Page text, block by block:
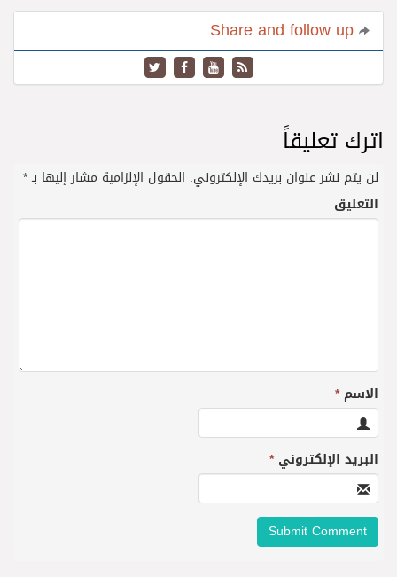
اترك تعليقاً
لن يتم نشر عنوان بريدك الإلكتروني. الحقول الإلزامية مشار إليها بـ*
التعليق
الاسم*
البريد الإلكتروني*